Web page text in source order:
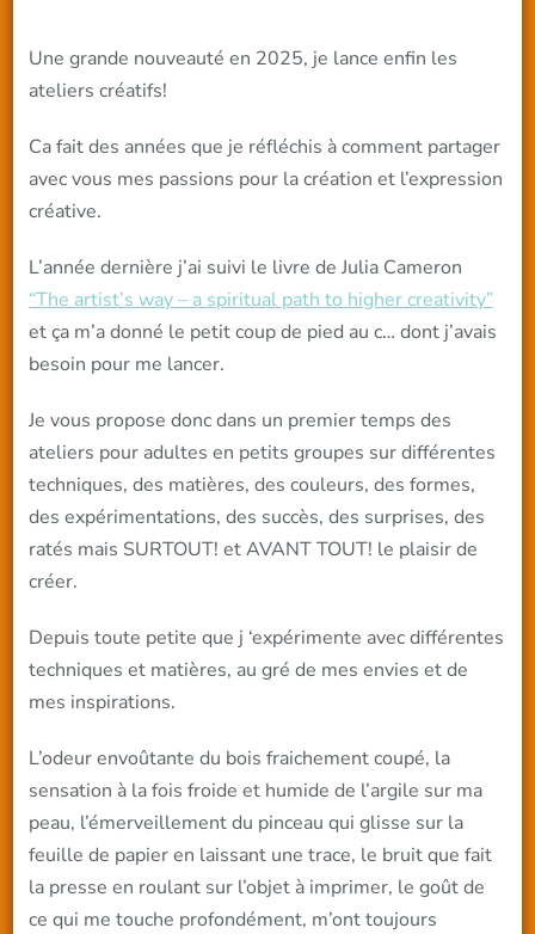
2025
ateliers
créatifs
Une grande nouveauté en 2025, je lance enfin les
ateliers créatifs!
Ca fait des années que je réfléchis à comment partager
avec vous mes passions pour la création et l’expression
créative.
L’année dernière j’ai suivi le livre de Julia Cameron
“The artist’s way – a spiritual path to higher creativity”
et ça m’a donné le petit coup de pied au c… dont j’avais
besoin pour me lancer.
Je vous propose donc dans un premier temps des
ateliers pour adultes en petits groupes sur différentes
techniques, des matières, des couleurs, des formes,
des expérimentations, des succès, des surprises, des
ratés mais SURTOUT! et AVANT TOUT! le plaisir de
créer.
Depuis toute petite que j ‘expérimente avec différentes
techniques et matières, au gré de mes envies et de
mes inspirations.
L’odeur envoûtante du bois fraichement coupé, la
sensation à la fois froide et humide de l’argile sur ma
peau, l’émerveillement du pinceau qui glisse sur la
feuille de papier en laissant une trace, le bruit que fait
la presse en roulant sur l’objet à imprimer, le goût de
ce qui me touche profondément, m’ont toujours